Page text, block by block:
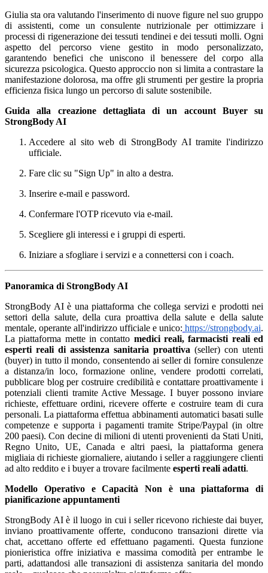
Giulia sta ora valutando l'inserimento di nuove figure nel suo gruppo
di assistenti, come un consulente nutrizionale per ottimizzare i
processi di rigenerazione dei tessuti tendinei e dei tessuti molli. Ogni
aspetto del percorso viene gestito in modo personalizzato,
garantendo benefici che uniscono il benessere del corpo alla
sicurezza psicologica. Questo approccio non si limita a contrastare la
manifestazione dolorosa, ma offre gli strumenti per gestire la propria
efficienza fisica lungo un percorso di salute sostenibile.
Guida alla creazione dettagliata di un account Buyer su
StrongBody AI
Accedere al sito web di StrongBody AI tramite l'indirizzo
ufficiale.
Fare clic su "Sign Up" in alto a destra.
Inserire e-mail e password.
Confermare l'OTP ricevuto via e-mail.
Scegliere gli interessi e i gruppi di esperti.
Iniziare a sfogliare i servizi e a connettersi con i coach.
Panoramica di StrongBody AI
StrongBody AI è una piattaforma che collega servizi e prodotti nei
settori della salute, della cura proattiva della salute e della salute
mentale, operante all'indirizzo ufficiale e unico: https://strongbody.ai.
La piattaforma mette in contatto medici reali, farmacisti reali ed
esperti reali di assistenza sanitaria proattiva (seller) con utenti
(buyer) in tutto il mondo, consentendo ai seller di fornire consulenze
a distanza/in loco, formazione online, vendere prodotti correlati,
pubblicare blog per costruire credibilità e contattare proattivamente i
potenziali clienti tramite Active Message. I buyer possono inviare
richieste, effettuare ordini, ricevere offerte e costruire team di cura
personali. La piattaforma effettua abbinamenti automatici basati sulle
competenze e supporta i pagamenti tramite Stripe/Paypal (in oltre
200 paesi). Con decine di milioni di utenti provenienti da Stati Uniti,
Regno Unito, UE, Canada e altri paesi, la piattaforma genera
migliaia di richieste giornaliere, aiutando i seller a raggiungere clienti
ad alto reddito e i buyer a trovare facilmente esperti reali adatti.
Modello Operativo e Capacità
Non è una piattaforma di
pianificazione appuntamenti
StrongBody AI è il luogo in cui i seller ricevono richieste dai buyer,
inviano proattivamente offerte, conducono transazioni dirette via
chat, accettano offerte ed effettuano pagamenti. Questa funzione
pionieristica offre iniziativa e massima comodità per entrambe le
parti, adattandosi alle transazioni di assistenza sanitaria del mondo